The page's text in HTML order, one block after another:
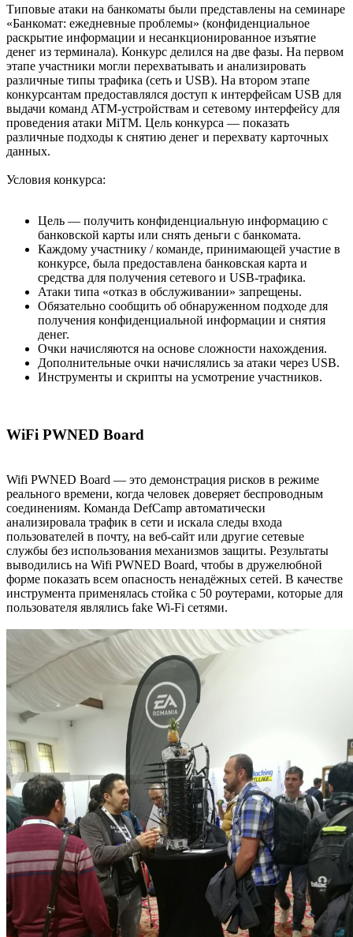
Типовые атаки на банкоматы были представлены на семинаре
«Банкомат: ежедневные проблемы» (конфиденциальное
раскрытие информации и несанкционированное изъятие
денег из терминала). Конкурс делился на две фазы. На первом
этапе участники могли перехватывать и анализировать
различные типы трафика (сеть и USB). На втором этапе
конкурсантам предоставлялся доступ к интерфейсам USB для
выдачи команд ATM-устройствам и сетевому интерфейсу для
проведения атаки MiTM. Цель конкурса — показать
различные подходы к снятию денег и перехвату карточных
данных.
Условия конкурса:
Цель — получить конфиденциальную информацию с
банковской карты или снять деньги с банкомата.
Каждому участнику / команде, принимающей участие в
конкурсе, была предоставлена банковская карта и
средства для получения сетевого и USB-трафика.
Атаки типа «отказ в обслуживании» запрещены.
Обязательно сообщить об обнаруженном подходе для
получения конфиденциальной информации и снятия
денег.
Очки начисляются на основе сложности нахождения.
Дополнительные очки начислялись за атаки через USB.
Инструменты и скрипты на усмотрение участников.
WiFi PWNED Board
Wifi PWNED Board — это демонстрация рисков в режиме
реального времени, когда человек доверяет беспроводным
соединениям. Команда DefCamp автоматически
анализировала трафик в сети и искала следы входа
пользователей в почту, на веб-сайт или другие сетевые
службы без использования механизмов защиты. Результаты
выводились на Wifi PWNED Board, чтобы в дружелюбной
форме показать всем опасность ненадёжных сетей. В качестве
инструмента применялась стойка с 50 роутерами, которые для
пользователя являлись fake Wi-Fi сетями.